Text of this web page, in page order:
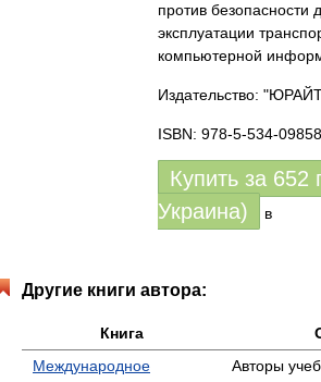
против безопасности
эксплуатации
компьютерной
Издательство:
ISBN: 978-5-534-
Купить за 652
Украина)
в
Другие книги автора:
Книга
Международное
Авторы